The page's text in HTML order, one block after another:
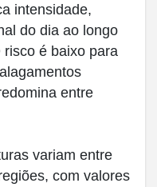
intensidade,
do dia ao longo
é baixo para
entre
variam entre
com valores